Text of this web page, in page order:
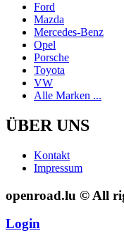
Ford
Mazda
Mercedes-Benz
Opel
Porsche
Toyota
VW
Alle Marken ...
ÜBER UNS
Kontakt
Impressum
openroad.lu © All
Login